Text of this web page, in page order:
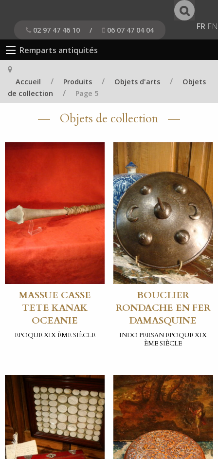
02 97 47 46 10 / 06 07 47 04 04 FR EN
Remparts antiquités
Accueil / Produits / Objets d'arts /
Objets
de collection
/ Page 5
Objets de collection
MASSUE CASSE
TETE KANAK
OCEANIE
EPOQUE XIX ÈME SIÈCLE
BOUCLIER
RONDACHE EN FER
DAMASQUINE
INDO PERSAN EPOQUE XIX
ÈME SIÈCLE